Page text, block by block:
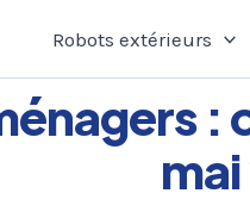
Robots extérieurs